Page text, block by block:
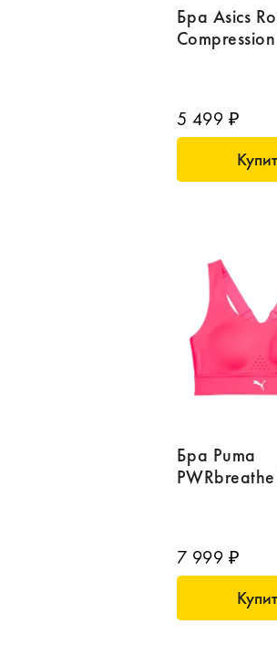
Бра Asics
5 499 ₽
Бра Puma
7 999 ₽